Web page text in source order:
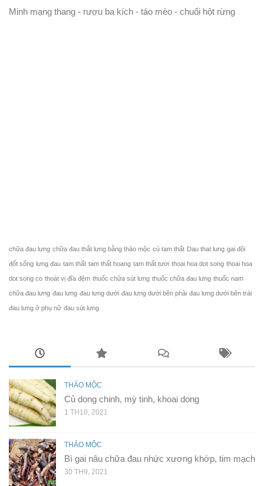
Minh mạng thang - rượu ba kích - táo mèo - chuối hột rừng
chữa đau lưng chữa đau thắt lưng bằng thảo mộc củ tam thất Dau that lung gai đôi
đốt sống lưng đau tam thất tam thất hoang tam thất tươi thoai hoa dot song thoai hoa
dot song co thoát vị đĩa đệm thuốc chữa sút lưng thuốc chữa đau lưng thuốc nam
chữa đau lưng đau lưng đau lưng dưới đau lưng dưới bên phải đau lưng dưới bên trái
đau lưng ở phụ nữ đau sút lưng
THẢO MỘC
Củ dong chinh, mỳ tinh, khoai dong
1 TH10, 2021
THẢO MỘC
Bì gai nâu chữa đau nhức xương khớp, tim mạch
30 TH9, 2021